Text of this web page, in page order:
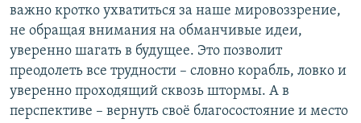
важно кротко ухватиться за наше мировоззрение,
не обращая внимания на обманчивые идеи,
уверенно шагать в будущее. Это позволит
преодолеть все трудности – словно корабль, ловко и
уверенно проходящий сквозь штормы. А в
перспективе – вернуть своё благосостояние и место